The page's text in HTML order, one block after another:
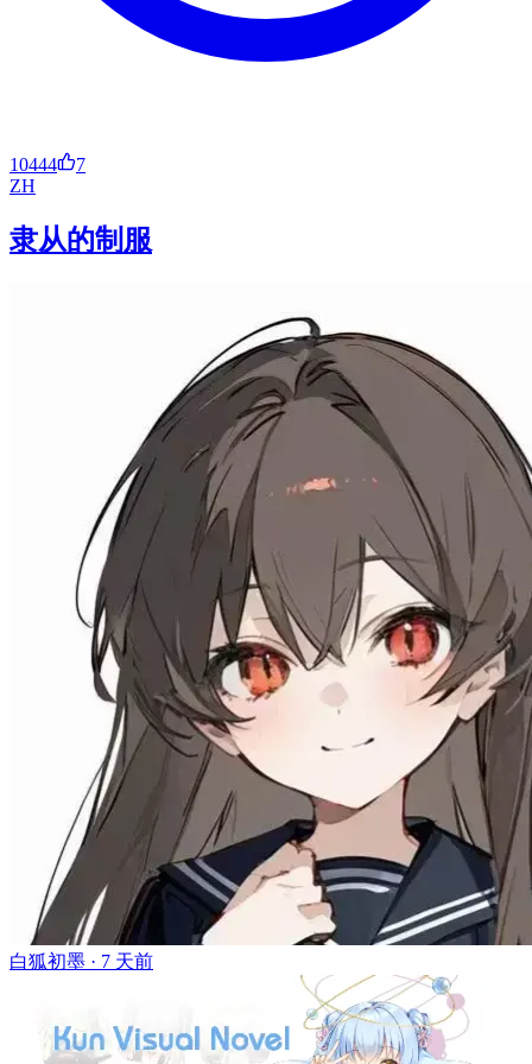
10444
7
ZH
隶从的制服
白狐初墨 · 7 天前